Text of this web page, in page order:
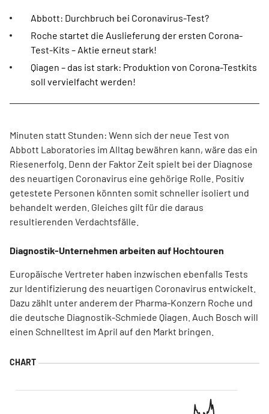
Abbott: Durchbruch bei Coronavirus-Test?
Roche startet die Auslieferung der ersten Corona-
Test-Kits – Aktie erneut stark!
Qiagen – das ist stark: Produktion von Corona-Testkits
soll vervielfacht werden!
Minuten statt Stunden: Wenn sich der neue Test von
Abbott Laboratories im Alltag bewähren kann, wäre das ein
Riesenerfolg. Denn der Faktor Zeit spielt bei der Diagnose
des neuartigen Coronavirus eine gehörige Rolle. Positiv
getestete Personen könnten somit schneller isoliert und
behandelt werden. Gleiches gilt für die daraus
resultierenden Verdachtsfälle.
Diagnostik-Unternehmen arbeiten auf Hochtouren
Europäische Vertreter haben inzwischen ebenfalls Tests
zur Identifizierung des neuartigen Coronavirus entwickelt.
Dazu zählt unter anderem der Pharma-Konzern Roche und
die deutsche Diagnostik-Schmiede Qiagen. Auch Bosch will
einen Schnelltest im April auf den Markt bringen.